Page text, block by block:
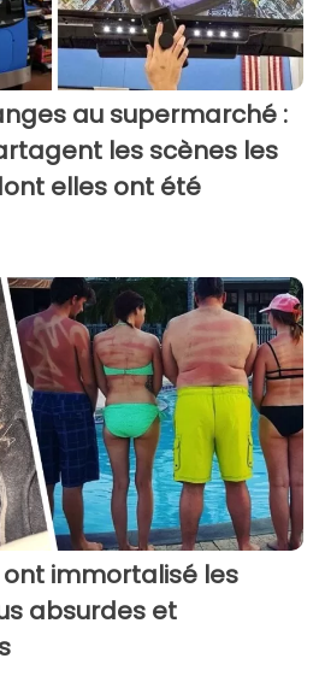
au supermarché :
les scènes les
elles ont été
ont immortalisé les
absurdes et